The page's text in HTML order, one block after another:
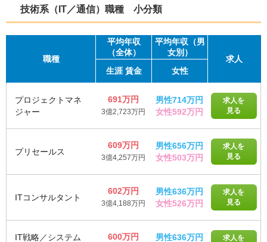
技術系（IT／通信）職種 小分類
職種
平均年収
（全体）
平均年収（男
女別）
求人
生涯賃金 女性
プロジェクトマネ
ジャー
691万円
3億2,723万円
男性714万円
女性592万円
求人を
見る
プリセールス
609万円
3億4,257万円
男性656万円
女性503万円
求人を
見る
ITコンサルタント
602万円
3億4,188万円
男性636万円
女性526万円
求人を
見る
IT戦略／システム
600万円
男性636万円
求人を